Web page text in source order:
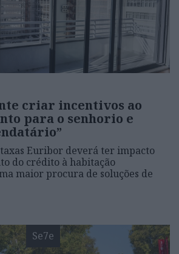
criar incentivos ao
para o senhorio e
Euribor deverá ter impacto
do crédito à habitação
maior procura de soluções de
Se7e